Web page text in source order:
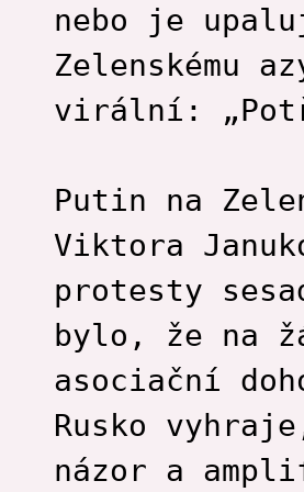
nebo je
Zelenskému
virální:
Putin na
Viktora
protesty
bylo, že na
asociační
Rusko
názor a